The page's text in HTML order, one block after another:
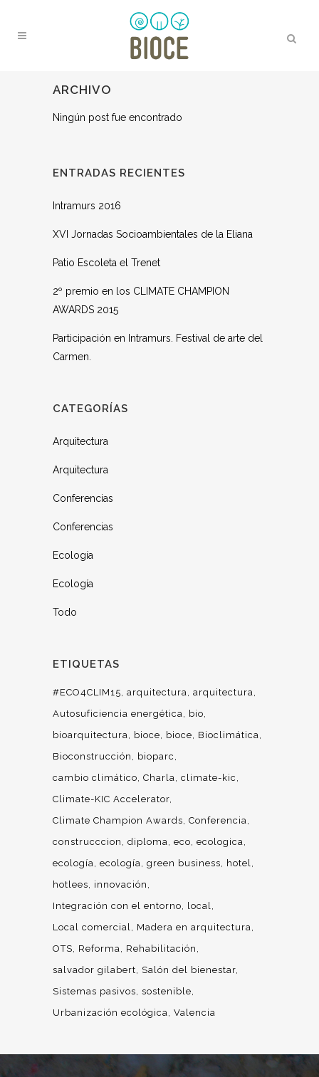
ARCHIVO
Ningún post fue encontrado
ENTRADAS RECIENTES
Intramurs 2016
XVI Jornadas Socioambientales de la Eliana
Patio Escoleta el Trenet
2º premio en los CLIMATE CHAMPION
AWARDS 2015
Participación en Intramurs. Festival de arte del
Carmen.
CATEGORÍAS
Arquitectura
Arquitectura
Conferencias
Conferencias
Ecología
Ecología
Todo
ETIQUETAS
#ECO4CLIM15 arquitectura arquitectura
Autosuficiencia energética
bio
bioarquitectura
bioce bioce
Bioclimática
Bioconstrucción
bioparc
cambio climático Charla climate-kic
Climate-KIC Accelerator
Climate Champion Awards Conferencia
construcccion
diploma eco ecologica
ecología ecología green business
hotel
hotlees
innovación
Integración con el entorno
local
Local comercial
Madera en arquitectura
OTS
Reforma
Rehabilitación
salvador gilabert
Salón del bienestar
Sistemas pasivos sostenible
Urbanización ecológica Valencia